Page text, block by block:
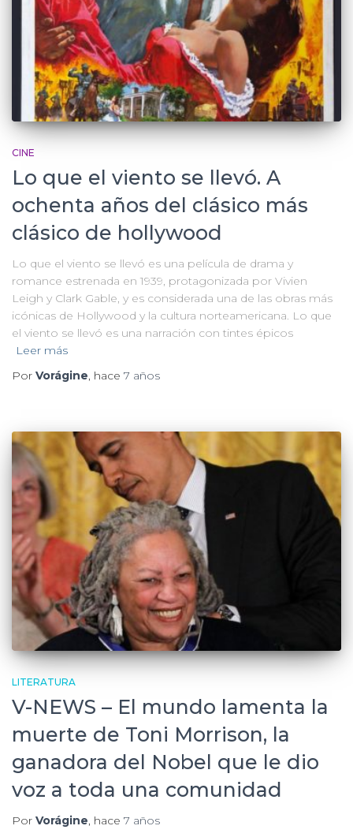
CINE
Lo que el viento se llevó. A
ochenta años del clásico más
clásico de hollywood
Lo que el viento se llevó es una película de drama y
romance estrenada en 1939, protagonizada por Vivien
Leigh y Clark Gable, y es considerada una de las obras más
icónicas de Hollywood y la cultura norteamericana. Lo que
el viento se llevó es una narración con tintes épicos
Leer más
Por Vorágine , hace 7 años
LITERATURA
V-NEWS – El mundo lamenta la
muerte de Toni Morrison, la
ganadora del Nobel que le dio
voz a toda una comunidad
Por Vorágine, hace 7 años